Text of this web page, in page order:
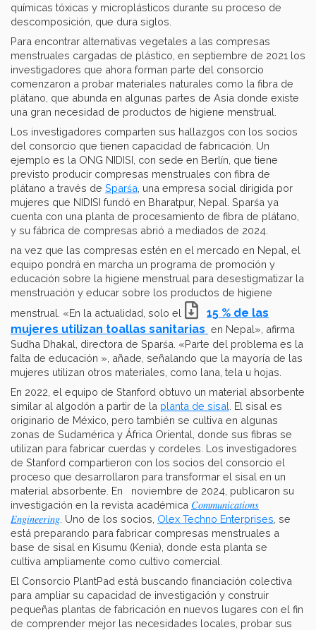
químicas tóxicas y microplásticos durante su proceso de
descomposición, que dura siglos.
Para encontrar alternativas vegetales a las compresas
menstruales cargadas de plástico, en septiembre de 2021 los
investigadores que ahora forman parte del consorcio
comenzaron a probar materiales naturales como la fibra de
plátano, que abunda en algunas partes de Asia donde existe
una gran necesidad de productos de higiene menstrual.
Los investigadores comparten sus hallazgos con los socios
del consorcio que tienen capacidad de fabricación. Un
ejemplo es la ONG NIDISI, con sede en Berlín, que tiene
previsto producir compresas menstruales con fibra de
plátano a través de Sparśa , una empresa social dirigida por
mujeres que NIDISI fundó en Bharatpur, Nepal. Sparśa ya
cuenta con una planta de procesamiento de fibra de plátano,
y su fábrica de compresas abrió a mediados de 2024.
na vez que las compresas estén en el mercado en Nepal, el
equipo pondrá en marcha un programa de promoción y
educación sobre la higiene menstrual para desestigmatizar la
menstruación y educar sobre los productos de higiene
menstrual. «En la actualidad, solo el
15 % de las
mujeres utilizan toallas sanitarias en Nepal», afirma
Sudha Dhakal, directora de Sparśa. «Parte del problema es la
falta de educación », añade, señalando que la mayoría de las
mujeres utilizan otros materiales, como lana, tela u hojas.
En 2022, el equipo de Stanford obtuvo un material absorbente
similar al algodón a partir de la planta de sisal . El sisal es
originario de México, pero también se cultiva en algunas
zonas de Sudamérica y África Oriental, donde sus fibras se
utilizan para fabricar cuerdas y cordeles. Los investigadores
de Stanford compartieron con los socios del consorcio el
proceso que desarrollaron para transformar el sisal en un
material absorbente. En noviembre de 2024, publicaron su
investigación en la revista académica Communications
Engineering . Uno de los socios, Olex Techno Enterprises , se
está preparando para fabricar compresas menstruales a
base de sisal en Kisumu (Kenia), donde esta planta se
cultiva ampliamente como cultivo comercial.
El Consorcio PlantPad está buscando financiación colectiva
para ampliar su capacidad de investigación y construir
pequeñas plantas de fabricación en nuevos lugares con el fin
de comprender mejor las necesidades locales, probar sus